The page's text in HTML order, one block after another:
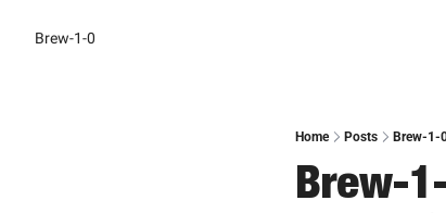
Brew-1-0
Home Posts Brew-1-
Brew-